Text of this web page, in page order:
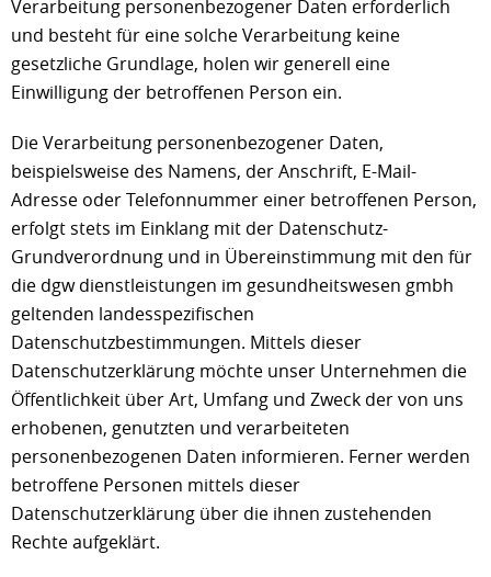
Verarbeitung personenbezogener Daten erforderlich
und besteht für eine solche Verarbeitung keine
gesetzliche Grundlage, holen wir generell eine
Einwilligung der betroffenen Person ein.
Die Verarbeitung personenbezogener Daten,
beispielsweise des Namens, der Anschrift, E-Mail-
Adresse oder Telefonnummer einer betroffenen Person,
erfolgt stets im Einklang mit der Datenschutz-
Grundverordnung und in Übereinstimmung mit den für
die dgw dienstleistungen im gesundheitswesen gmbh
geltenden landesspezifischen
Datenschutzbestimmungen. Mittels dieser
Datenschutzerklärung möchte unser Unternehmen die
Öffentlichkeit über Art, Umfang und Zweck der von uns
erhobenen, genutzten und verarbeiteten
personenbezogenen Daten informieren. Ferner werden
betroffene Personen mittels dieser
Datenschutzerklärung über die ihnen zustehenden
Rechte aufgeklärt.